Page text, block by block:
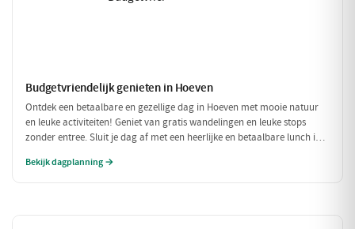
Budgetvriendelijk genieten in Hoeven
Ontdek een betaalbare en gezellige dag in Hoeven met mooie natuur
en leuke activiteiten! Geniet van gratis wandelingen en leuke stops
zonder entree. Sluit je dag af met een heerlijke en betaalbare lunch in
Bekijk dagplanning →